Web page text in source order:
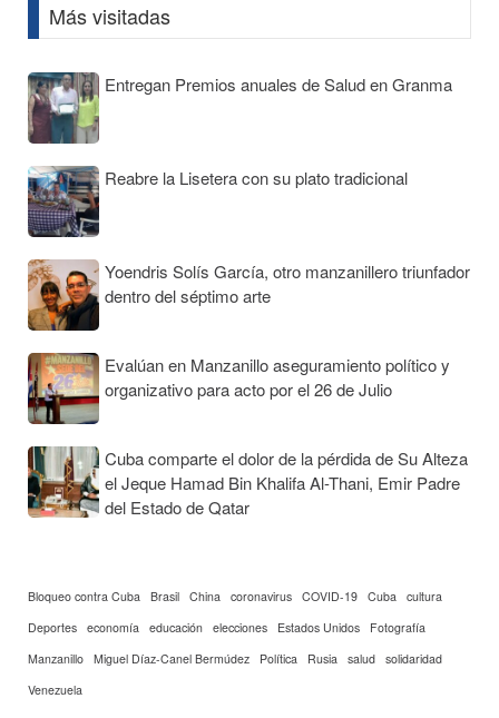
Más visitadas
Entregan Premios anuales de Salud en Granma
Reabre la Lisetera con su plato tradicional
Yoendris Solís García, otro manzanillero triunfador
dentro del séptimo arte
Evalúan en Manzanillo aseguramiento político y
organizativo para acto por el 26 de Julio
Cuba comparte el dolor de la pérdida de Su Alteza
el Jeque Hamad Bin Khalifa Al-Thani, Emir Padre
del Estado de Qatar
Bloqueo contra Cuba Brasil China coronavirus COVID-19 Cuba
cultura
Deportes economía educación elecciones Estados Unidos
Fotografía
Manzanillo Miguel Díaz-Canel Bermúdez Política Rusia salud solidaridad
Venezuela